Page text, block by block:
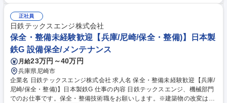
および相談窓口対応、反社会的勢力チェックなど）●株主総会、取締役
会、経営会議運営事務局対応 ●規定管理業務 など 募集職種 ★未経験歓迎
★【東京/法務】年休126日/土日祝休/リモートワーク可
正社員
日鉄テックスエンジ株式会社
保全・整備未経験歓迎【兵庫/尼崎/保全・整備)】日本製
鉄G 設備保全/メンテナンス
月給23万円～40万円
兵庫県尼崎市
企業名 日鉄テックスエンジ株式会社 求人名 保全・整備未経験歓迎【兵庫/
尼崎/保全・整備)】日本製鉄G 仕事の内容 日鉄テックスエンジ、機械部門
でのお仕事です。保全・整備技術職をお願いします。※建築物の改変は伴